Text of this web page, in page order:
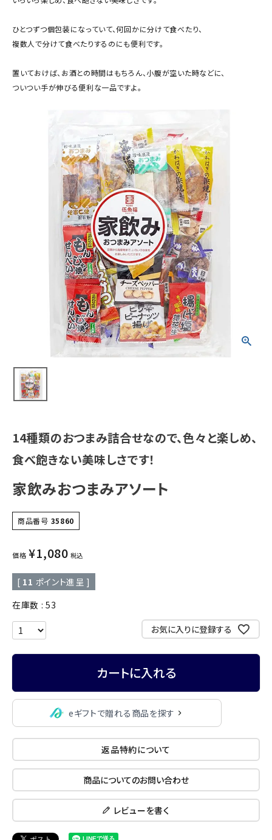
ひとつずつ個包装になっていて、何回かに分けて食べたり、
複数人で分けて食べたりするのにも便利です。
置いておけば、お酒との時間はもちろん、小腹が空いた時などに、
ついつい手が伸びる便利な一品ですよ。
14種類のおつまみ詰合せなので、色々と楽しめ、
食べ飽きない美味しさです！
家飲みおつまみアソート
商品番号 35860
価格 ¥1,080 税込
[ 11 ポイント進呈 ]
在庫数
53
お気に入りに登録する
カートに入れる
eギフトで贈れる商品を探す
返品特約について
商品についてのお問い合わせ
レビューを書く